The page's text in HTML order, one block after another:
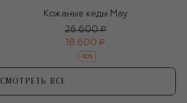
Кожаные кеды May
26 600 ₽
18 600 ₽
-30%
СМОТРЕТЬ ВСЕ